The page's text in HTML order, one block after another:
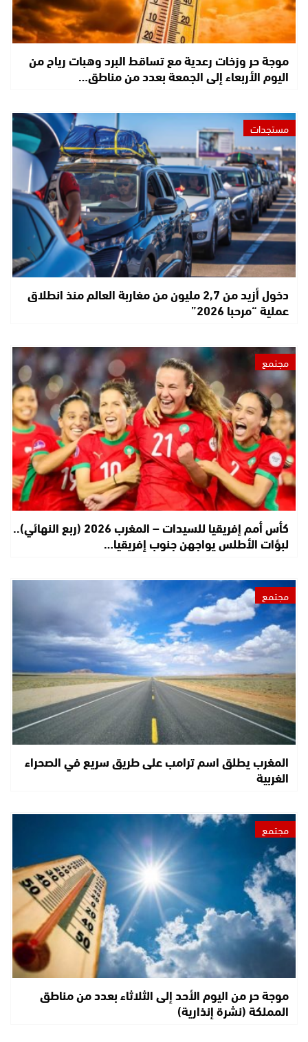
موجة حر وزخات رعدية مع تساقط البرد وهبات رياح من
اليوم الأربعاء إلى الجمعة بعدد من مناطق…
مستجدات
دخول أزيد من 2,7 مليون من مغاربة العالم منذ انطلاق
عملية “مرحبا 2026”
مجتمع
كأس أمم إفريقيا للسيدات – المغرب 2026 (ربع النهائي)..
لبؤات الأطلس يواجهن جنوب إفريقيا…
مجتمع
المغرب يطلق اسم ترامب على طريق سريع في الصحراء
الغربية
مجتمع
موجة حر من اليوم الأحد إلى الثلاثاء بعدد من مناطق
المملكة (نشرة إنذارية)